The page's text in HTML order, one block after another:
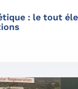
: le tout